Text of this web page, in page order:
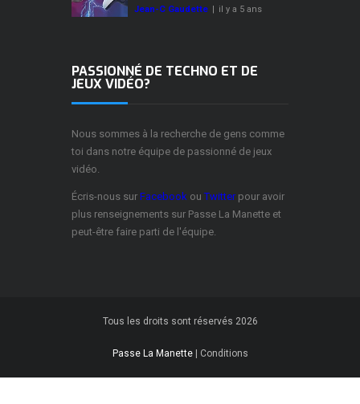
Jean-C Gaudette | il y a 5 ans
PASSIONNÉ DE TECHNO ET DE
JEUX VIDÉO?
Nous sommes à la recherche de gens comme
toi dans notre équipe de passionné de jeux
vidéo.
Écris-nous sur Facebook ouTwitterpour avoir
plus renseignements sur Passe La Manette et
peut-être faire parti de l'équipe.
Passe La Manette| Conditions
Tous les droits sont réservés 2026